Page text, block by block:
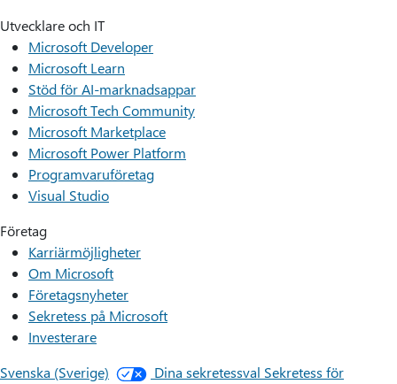
Utvecklare och IT
Microsoft Developer
Microsoft Learn
Stöd för AI-marknadsappar
Microsoft Tech Community
Microsoft Marketplace
Microsoft Power Platform
Programvaruföretag
Visual Studio
Företag
Karriärmöjligheter
Om Microsoft
Företagsnyheter
Sekretess på Microsoft
Investerare
Svenska (Sverige)
Dina sekretessval Sekretess för